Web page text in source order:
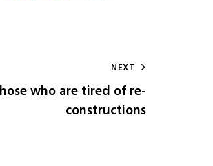
NEXT
who are tired of re-
constructions